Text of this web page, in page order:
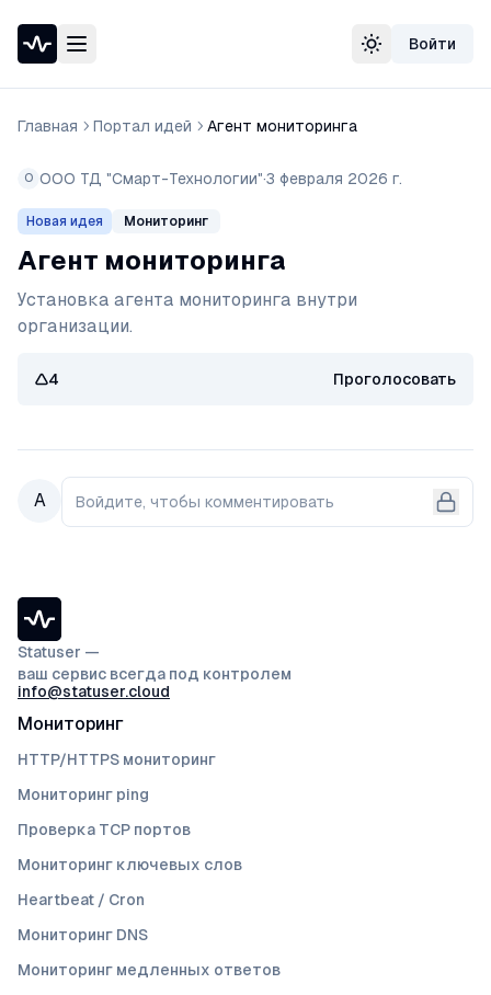
Проверка доступности сайта
Whois домена
Проверка порта
Проверка SSL-сертификата
Проверка в реестре РКН
Сменить тему
Войти
Главная Портал идей Агент мониторинга
О ООО ТД "Смарт-Технологии"·3 февраля 2026 г.
Новая идея Мониторинг
Агент мониторинга
Установка агента мониторинга внутри
организации.
4 Проголосовать
А Войдите, чтобы комментировать
Statuser —
ваш сервис всегда под контролем
info@statuser.cloud
Мониторинг
HTTP/HTTPS мониторинг
Мониторинг ping
Проверка TCP портов
Мониторинг ключевых слов
Heartbeat / Cron
Мониторинг DNS
Мониторинг медленных ответов